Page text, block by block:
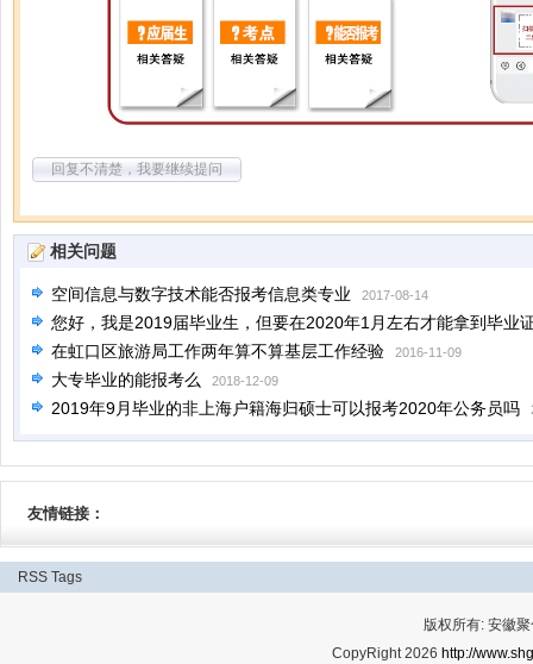
回复不清楚，我要继续提问
相关问题
空间信息与数字技术能否报考信息类专业 2017-08-14
您好，我是2019届毕业生，但要在2020年1月左右才能拿到毕业
海公务员么？
2019-10-14
在虹口区旅游局工作两年算不算基层工作经验 2016-11-09
大专毕业的能报考么 2018-12-09
2019年9月毕业的非上海户籍海归硕士可以报考2020年公务员吗
友情链接：
RSS Tags
版权所有: 安徽
CopyRight 2026 http://